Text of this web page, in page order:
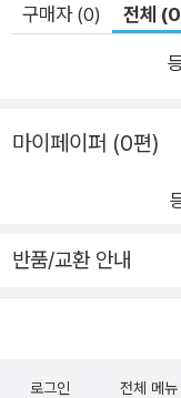
구매자 (0) 전체
마이페이퍼 (0편)
반품/교환 안내
로그인 전체 메뉴